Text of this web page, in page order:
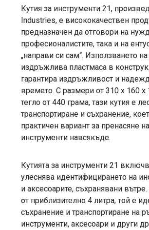
Кутия за инструменти 21,
Industries, е висококачествен
предназначен да отговори на
професионалистите, така и на
„направи си сам“. Използването
издръжлива пластмаса в
гарантира издръжливост и
времето. С размери от 310 x 160 x
тегло от 440 грама, тази кутия е
транспортиране и съхранение,
практичен вариант за пренасяне
инструменти навсякъде.
Кутията за инструменти 21
улеснява идентифицирането на
и аксесоарите, съхранявани
от приблизително 4 литра, той е
съхранение и транспортиране на
инструменти, аксесоари и други